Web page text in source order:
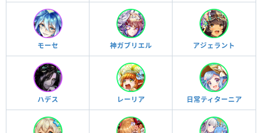
モーセ 神ガブリエル アジェラント
ハデス レーリア 日常ティターニア